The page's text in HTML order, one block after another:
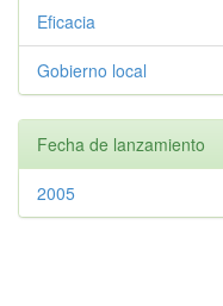
Eficacia
Gobierno local
Fecha de lanzamiento
2005